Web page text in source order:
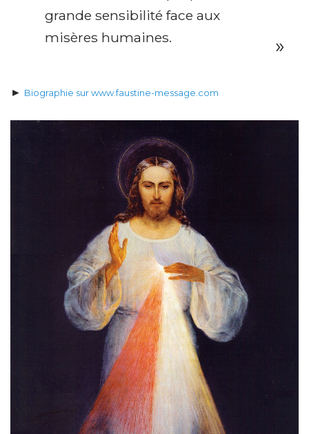
grande sensibilité face aux
misères humaines.
► Biographie sur www.faustine-message.com